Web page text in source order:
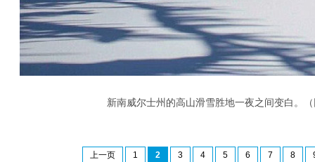
新南威尔士州的高山滑雪胜地一夜之间变白。
上一页 1 2 3 4 5 6 7 8